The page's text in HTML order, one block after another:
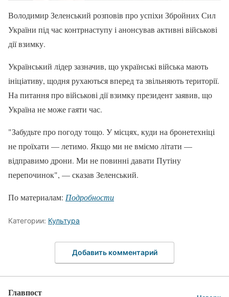
Володимир Зеленський розповів про успіхи Збройних Сил
України під час контрнаступу і анонсував активні військові
дії взимку.
Український лідер зазначив, що українські війська мають
ініціативу, щодня рухаються вперед та звільняють території.
На питання про військові дії взимку президент заявив, що
Україна не може гаяти час.
"Забудьте про погоду тощо. У місцях, куди на бронетехніці
не проїхати — летимо. Якщо ми не вміємо літати —
відправимо дрони. Ми не повинні давати Путіну
перепочинок", — сказав Зеленський.
По материалам: Подробности
Категории: Культура
Добавить комментарий
Главпост